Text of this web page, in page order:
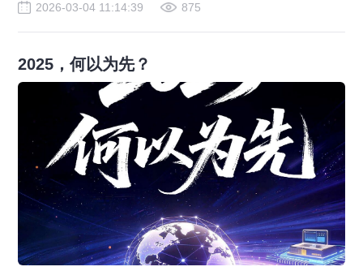
2026-03-04 11:14:39 875
2025，何以为先？